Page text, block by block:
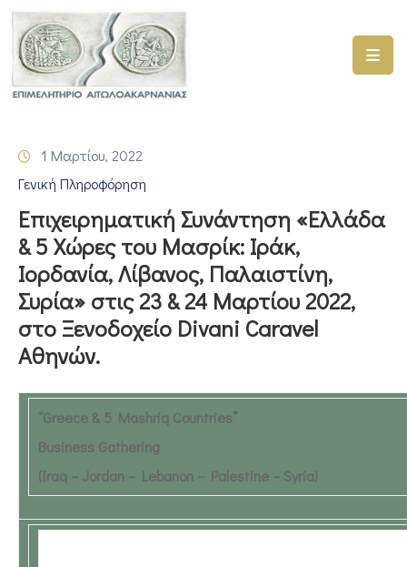
ΑΡΧΙΚΗ
ΓΕΜΗ
–
ΠΡΟΓΡΑΜΜΑΤΑ
ΕΠΙΜΕΛΗΤΗΡΙΟΥ
ΣΥΜΜΕΤΟΧΗ
ΣΕ
ΕΤΑΙΡΕΙΕΣ
ΕΠΙΚΑΙΡΟΤΗΤΑ
1 Μαρτίου, 2022
Γενική Πληροφόρηση
Επιχειρηματική Συνάντηση «Ελλάδα
& 5 Χώρες του Μασρίκ: Ιράκ,
Ιορδανία, Λίβανος, Παλαιστίνη,
Συρία» στις 23 & 24 Μαρτίου 2022,
στο Ξενοδοχείο Divani Caravel
Αθηνών.
“Greece & 5 Mashriq Countries”
Business Gathering
(Iraq – Jordan – Lebanon – Palestine – Syria)